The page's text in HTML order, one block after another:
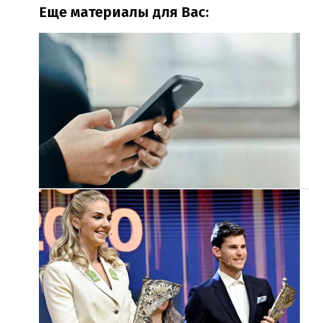
Еще материалы для Вас: